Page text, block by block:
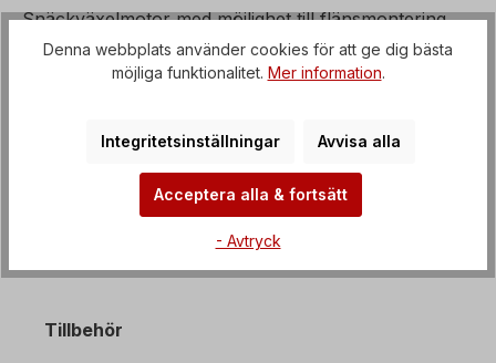
Snäckväxelmotor med möjlighet till flänsmontering
från B3 till B35, Spänning=3 x 230/400 V-50 Hz, 3
x 265/460 V-60 Hz (± 5%… Mer om
Nedladdningar
Tillbehör
Denna webbplats använder cookies för att ge dig bästa
möjliga funktionalitet. Mer information.
Integritetsinställningar Avvisa alla
Acceptera alla & fortsätt
- Avtryck